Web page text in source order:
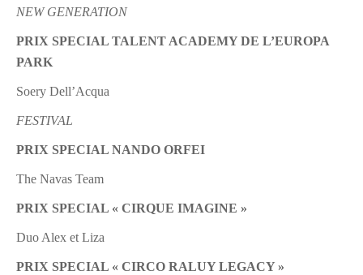
NEW GENERATION
PRIX SPECIAL TALENT ACADEMY DE L’EUROPA
PARK
Soery Dell’Acqua
FESTIVAL
PRIX SPECIAL NANDO ORFEI
The Navas Team
PRIX SPECIAL « CIRQUE IMAGINE »
Duo Alex et Liza
PRIX SPECIAL « CIRCO RALUY LEGACY »